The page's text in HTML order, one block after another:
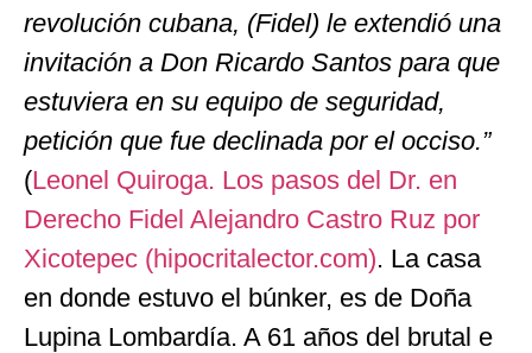
revolución cubana, (Fidel) le extendió una
invitación a Don Ricardo Santos para que
estuviera en su equipo de seguridad,
petición que fue declinada por el occiso.”
(Leonel Quiroga. Los pasos del Dr. en
Derecho Fidel Alejandro Castro Ruz por
Xicotepec (hipocritalector.com). La casa
en donde estuvo el búnker, es de Doña
Lupina Lombardía. A 61 años del brutal e